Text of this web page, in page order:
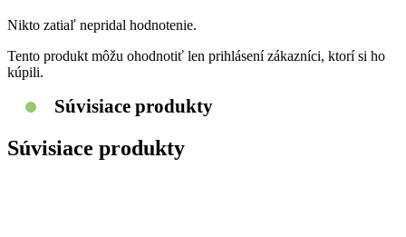
Nikto zatiaľ nepridal hodnotenie.
Tento produkt môžu ohodnotiť len prihlásení zákazníci, ktorí si ho
kúpili.
Súvisiace produkty
Súvisiace produkty